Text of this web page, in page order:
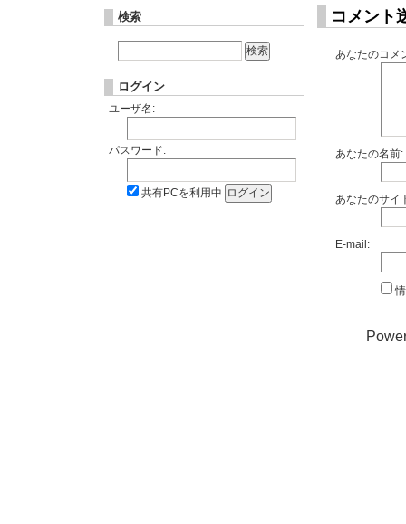
コメント
あなたのコメ
あなたの名前:
あなたのサイ
E-mail:
検索
ログイン
ユーザ名:
パスワード:
共有PCを利用中